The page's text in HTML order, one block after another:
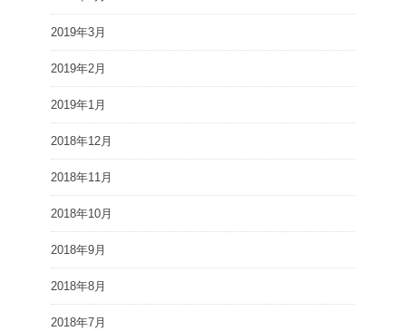
2019年3月
2019年2月
2019年1月
2018年12月
2018年11月
2018年10月
2018年9月
2018年8月
2018年7月